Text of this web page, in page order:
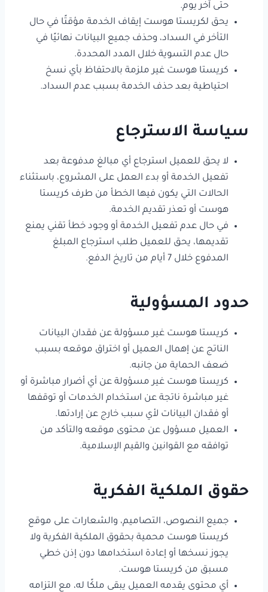
حتى آخر يوم.
يحق لكريستا هوست إيقاف الخدمة مؤقتًا في حال
التأخر في السداد، وحذف جميع البيانات نهائيًا في
حال عدم التسوية خلال المدد المحددة.
كريستا هوست غير ملزمة بالاحتفاظ بأي نسخ
احتياطية بعد حذف الخدمة بسبب عدم السداد.
سياسة الاسترجاع
لا يحق للعميل استرجاع أي مبالغ مدفوعة بعد
تفعيل الخدمة أو بدء العمل على المشروع، باستثناء
الحالات التي يكون فيها الخطأ من طرف كريستا
هوست أو تعذر تقديم الخدمة.
في حال عدم تفعيل الخدمة أو وجود خطأ تقني يمنع
تقديمها، يحق للعميل طلب استرجاع المبلغ
المدفوع خلال 7 أيام من تاريخ الدفع.
حدود المسؤولية
كريستا هوست غير مسؤولة عن فقدان البيانات
الناتج عن إهمال العميل أو اختراق موقعه بسبب
ضعف الحماية من جانبه.
كريستا هوست غير مسؤولة عن أي أضرار مباشرة أو
غير مباشرة ناتجة عن استخدام الخدمات أو توقفها
أو فقدان البيانات لأي سبب خارج عن إرادتها.
العميل مسؤول عن محتوى موقعه والتأكد من
توافقه مع القوانين والقيم الإسلامية.
حقوق الملكية الفكرية
جميع النصوص، التصاميم، والشعارات على موقع
كريستا هوست محمية بحقوق الملكية الفكرية ولا
يجوز نسخها أو إعادة استخدامها دون إذن خطي
مسبق من كريستا هوست.
أي محتوى يقدمه العميل يبقى ملكًا له، مع التزامه